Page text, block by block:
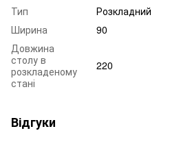
Тип
Розкладний
Ширина
90
Довжина
столу в
розкладеному
стані
220
Відгуки